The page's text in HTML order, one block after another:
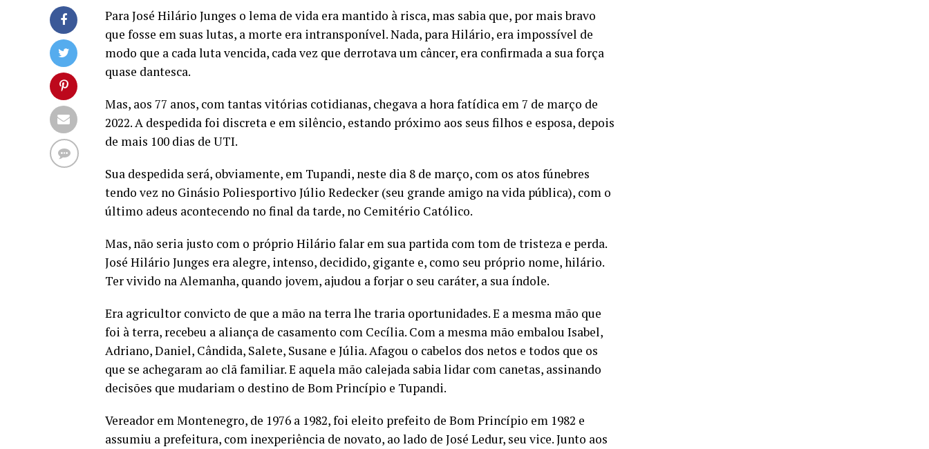
Para José Hilário Junges o lema de vida era mantido à risca, mas sabia que, por mais bravo
que fosse em suas lutas, a morte era intransponível. Nada, para Hilário, era impossível de
modo que a cada luta vencida, cada vez que derrotava um câncer, era confirmada a sua força
quase dantesca.
Mas, aos 77 anos, com tantas vitórias cotidianas, chegava a hora fatídica em 7 de março de
2022. A despedida foi discreta e em silêncio, estando próximo aos seus filhos e esposa, depois
de mais 100 dias de UTI.
Sua despedida será, obviamente, em Tupandi, neste dia 8 de março, com os atos fúnebres
tendo vez no Ginásio Poliesportivo Júlio Redecker (seu grande amigo na vida pública), com o
último adeus acontecendo no final da tarde, no Cemitério Católico.
Mas, não seria justo com o próprio Hilário falar em sua partida com tom de tristeza e perda.
José Hilário Junges era alegre, intenso, decidido, gigante e, como seu próprio nome, hilário.
Ter vivido na Alemanha, quando jovem, ajudou a forjar o seu caráter, a sua índole.
Era agricultor convicto de que a mão na terra lhe traria oportunidades. E a mesma mão que
foi à terra, recebeu a aliança de casamento com Cecília. Com a mesma mão embalou Isabel,
Adriano, Daniel, Cândida, Salete, Susane e Júlia. Afagou o cabelos dos netos e todos que os
que se achegaram ao clã familiar. E aquela mão calejada sabia lidar com canetas, assinando
decisões que mudariam o destino de Bom Princípio e Tupandi.
Vereador em Montenegro, de 1976 a 1982, foi eleito prefeito de Bom Princípio em 1982 e
assumiu a prefeitura, com inexperiência de novato, ao lado de José Ledur, seu vice. Junto aos